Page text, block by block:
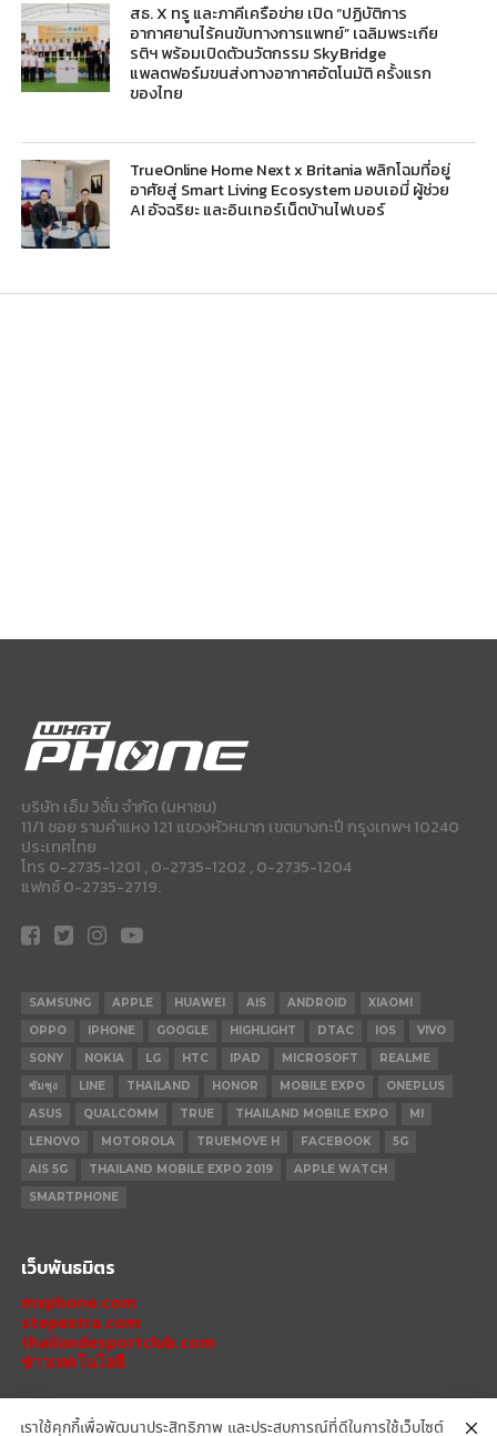
สธ. X ทรู และภาคีเครือข่าย เปิด “ปฏิบัติการ
อากาศยานไร้คนขับทางการแพทย์” เฉลิมพระเกีย
รติฯ พร้อมเปิดตัวนวัตกรรม SkyBridge
แพลตฟอร์มขนส่งทางอากาศอัตโนมัติ ครั้งแรก
ของไทย
TrueOnline Home Next x Britania พลิกโฉมที่อยู่
อาศัยสู่ Smart Living Ecosystem มอบเอมี่ ผู้ช่วย
AI อัจฉริยะ และอินเทอร์เน็ตบ้านไฟเบอร์
บริษัท เอ็ม วิชั่น จำกัด (มหาชน)
11/1 ซอย รามคำแหง 121 แขวงหัวหมาก เขตบางกะปี กรุงเทพฯ 10240
ประเทศไทย
โทร 0-2735-1201 , 0-2735-1202 , 0-2735-1204
แฟกซ์ 0-2735-2719.
SAMSUNG APPLE HUAWEI AIS ANDROID
XIAOMI
OPPO
IPHONE GOOGLE HIGHLIGHT DTAC IOS
VIVO
SONY
NOKIA LG HTC IPAD MICROSOFT
REALME
ซัมซุง
LINE THAILAND HONOR MOBILE EXPO
ONEPLUS
ASUS
QUALCOMM TRUE THAILAND MOBILE EXPO
MI
LENOVO
MOTOROLA TRUEMOVE H FACEBOOK
5G
AIS 5G
THAILAND MOBILE EXPO 2019
APPLE WATCH
SMARTPHONE
เว็บพันธมิตร
mxphone.com
stepextra.com
thailandesportclub.com
ข่าวเทคโนโลยี
เราใช้คุกกี้เพื่อพัฒนาประสิทธิภาพ และประสบการณ์ที่ดีในการใช้เว็บไซต์